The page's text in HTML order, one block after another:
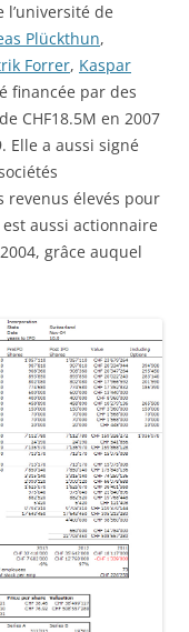
de
Plückthun,
Forrer, Kaspar
financée par des
CHF18.5M en 2007
Elle a aussi signé
revenus élevés pour
aussi actionnaire
grâce auquel